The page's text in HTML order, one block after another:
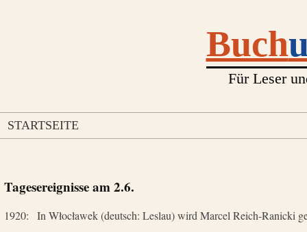
Buch
Für Leser
STARTSEITE
Tagesereignisse am2.6.
1920: In Włocławek (deutsch: Leslau) wird Marcel Reich-Ranicki